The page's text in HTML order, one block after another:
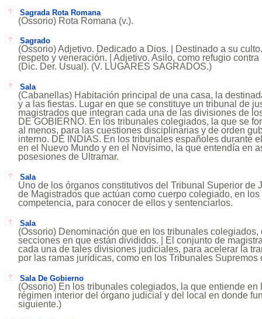
Sagrada Rota Romana
(Ossorio) Rota Romana (v.).
Sagrado
(Ossorio) Adjetivo. Dedicado a Dios. | Destinado a su
respeto y veneración. | Adjetivo. Asilo, como refugio
(Dic. Der. Usual). (V. LUGARES SAGRADOS.)
Sala
(Cabanellas) Habitación principal de una casa, la
y a las fiestas. Lugar en que se constituye un tribunal de
magistrados que integran cada una de las divisiones de
DE GOBIERNO. En los tribunales colegiados, la que se
al menos, para las cuestiones disciplinarias y de orden
interno. DE INDIAS. En los tribunales españoles durante
en el Nuevo Mundo y en el Novísimo, la que entendía en
posesiones de Ultramar.
Sala
Uno de los órganos constitutivos del Tribunal Superior de
de Magistrados que actúan como cuerpo colegiado, en
competencia, para conocer de ellos y sentenciarlos.
Sala
(Ossorio) Denominación que en los tribunales colegiados,
secciones en que están divididos. | El conjunto de
cada una de tales divisiones judiciales, para acelerar la
por las ramas jurídicas, como en los Tribunales Supremos
Sala De Gobierno
(Ossorio) En los tribunales colegiados, la que entiende
régimen interior del órgano judicial y del local en donde
siguiente.)